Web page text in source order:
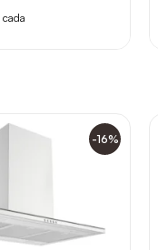
cada
-16%